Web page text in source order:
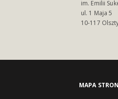
im. Emilii
ul. 1 Maja 5
10-117
MAPA